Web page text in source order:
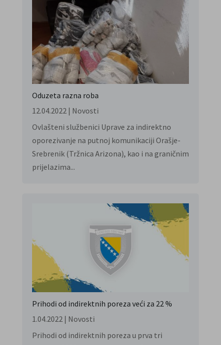
Oduzeta razna roba
12.04.2022 | Novosti
Ovlašteni službenici Uprave za indirektno
oporezivanje na putnoj komunikaciji Orašje-
Srebrenik (Tržnica Arizona), kao i na graničnim
prijelazima...
Prihodi od indirektnih poreza veći za 22 %
1.04.2022 | Novosti
Prihodi od indirektnih poreza u prva tri